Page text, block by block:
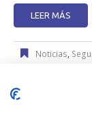
LEER MÁS
Noticias,